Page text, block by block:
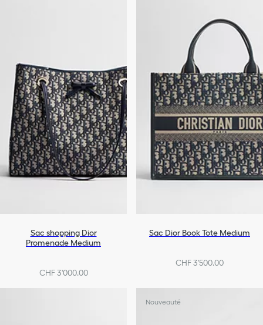
Sac shopping Dior
Promenade Medium
CHF 3'000.00
Sac Dior Book Tote Medium
CHF 3'500.00
Nouveauté